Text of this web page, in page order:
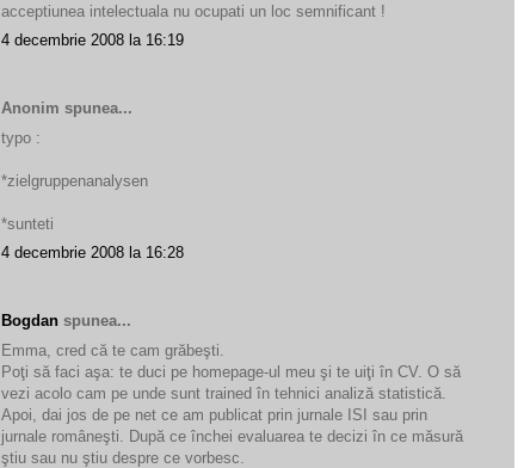
acceptiunea intelectuala nu ocupati un loc semnificant !
4 decembrie 2008 la 16:19
Anonim spunea...
typo :
*zielgruppenanalysen
*sunteti
4 decembrie 2008 la 16:28
Bogdan spunea...
Emma, cred că te cam grăbeşti.
Poţi să faci aşa: te duci pe homepage-ul meu şi te uiţi în CV. O să
vezi acolo cam pe unde sunt trained în tehnici analiză statistică.
Apoi, dai jos de pe net ce am publicat prin jurnale ISI sau prin
jurnale româneşti. După ce închei evaluarea te decizi în ce măsură
ştiu sau nu ştiu despre ce vorbesc.